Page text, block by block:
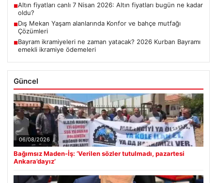
■Altın fiyatları canlı 7 Nisan 2026: Altın fiyatları bugün ne kadar
oldu?
■Dış Mekan Yaşam alanlarında Konfor ve bahçe mutfağı
Çözümleri
■Bayram ikramiyeleri ne zaman yatacak? 2026 Kurban Bayramı
emekli ikramiye ödemeleri
Güncel
06/08/2026
Bağımsız Maden-İş: ‘Verilen sözler tutulmadı, pazartesi
Ankara’dayız’